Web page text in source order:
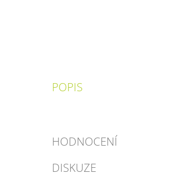
POPIS
HODNOCENÍ
DISKUZE